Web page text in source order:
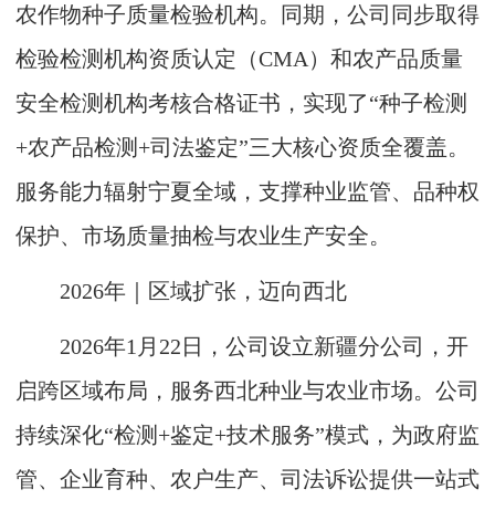
农作物种子质量检验机构。同期，公司同步取得
检验检测机构资质认定（CMA）和农产品质量
安全检测机构考核合格证书，实现了“种子检测
+农产品检测+司法鉴定”三大核心资质全覆盖。
服务能力辐射宁夏全域，支撑种业监管、品种权
保护、市场质量抽检与农业生产安全。
2026年｜区域扩张，迈向西北
2026年1月22日，公司设立新疆分公司，开
启跨区域布局，服务西北种业与农业市场。公司
持续深化“检测+鉴定+技术服务”模式，为政府监
管、企业育种、农户生产、司法诉讼提供一站式